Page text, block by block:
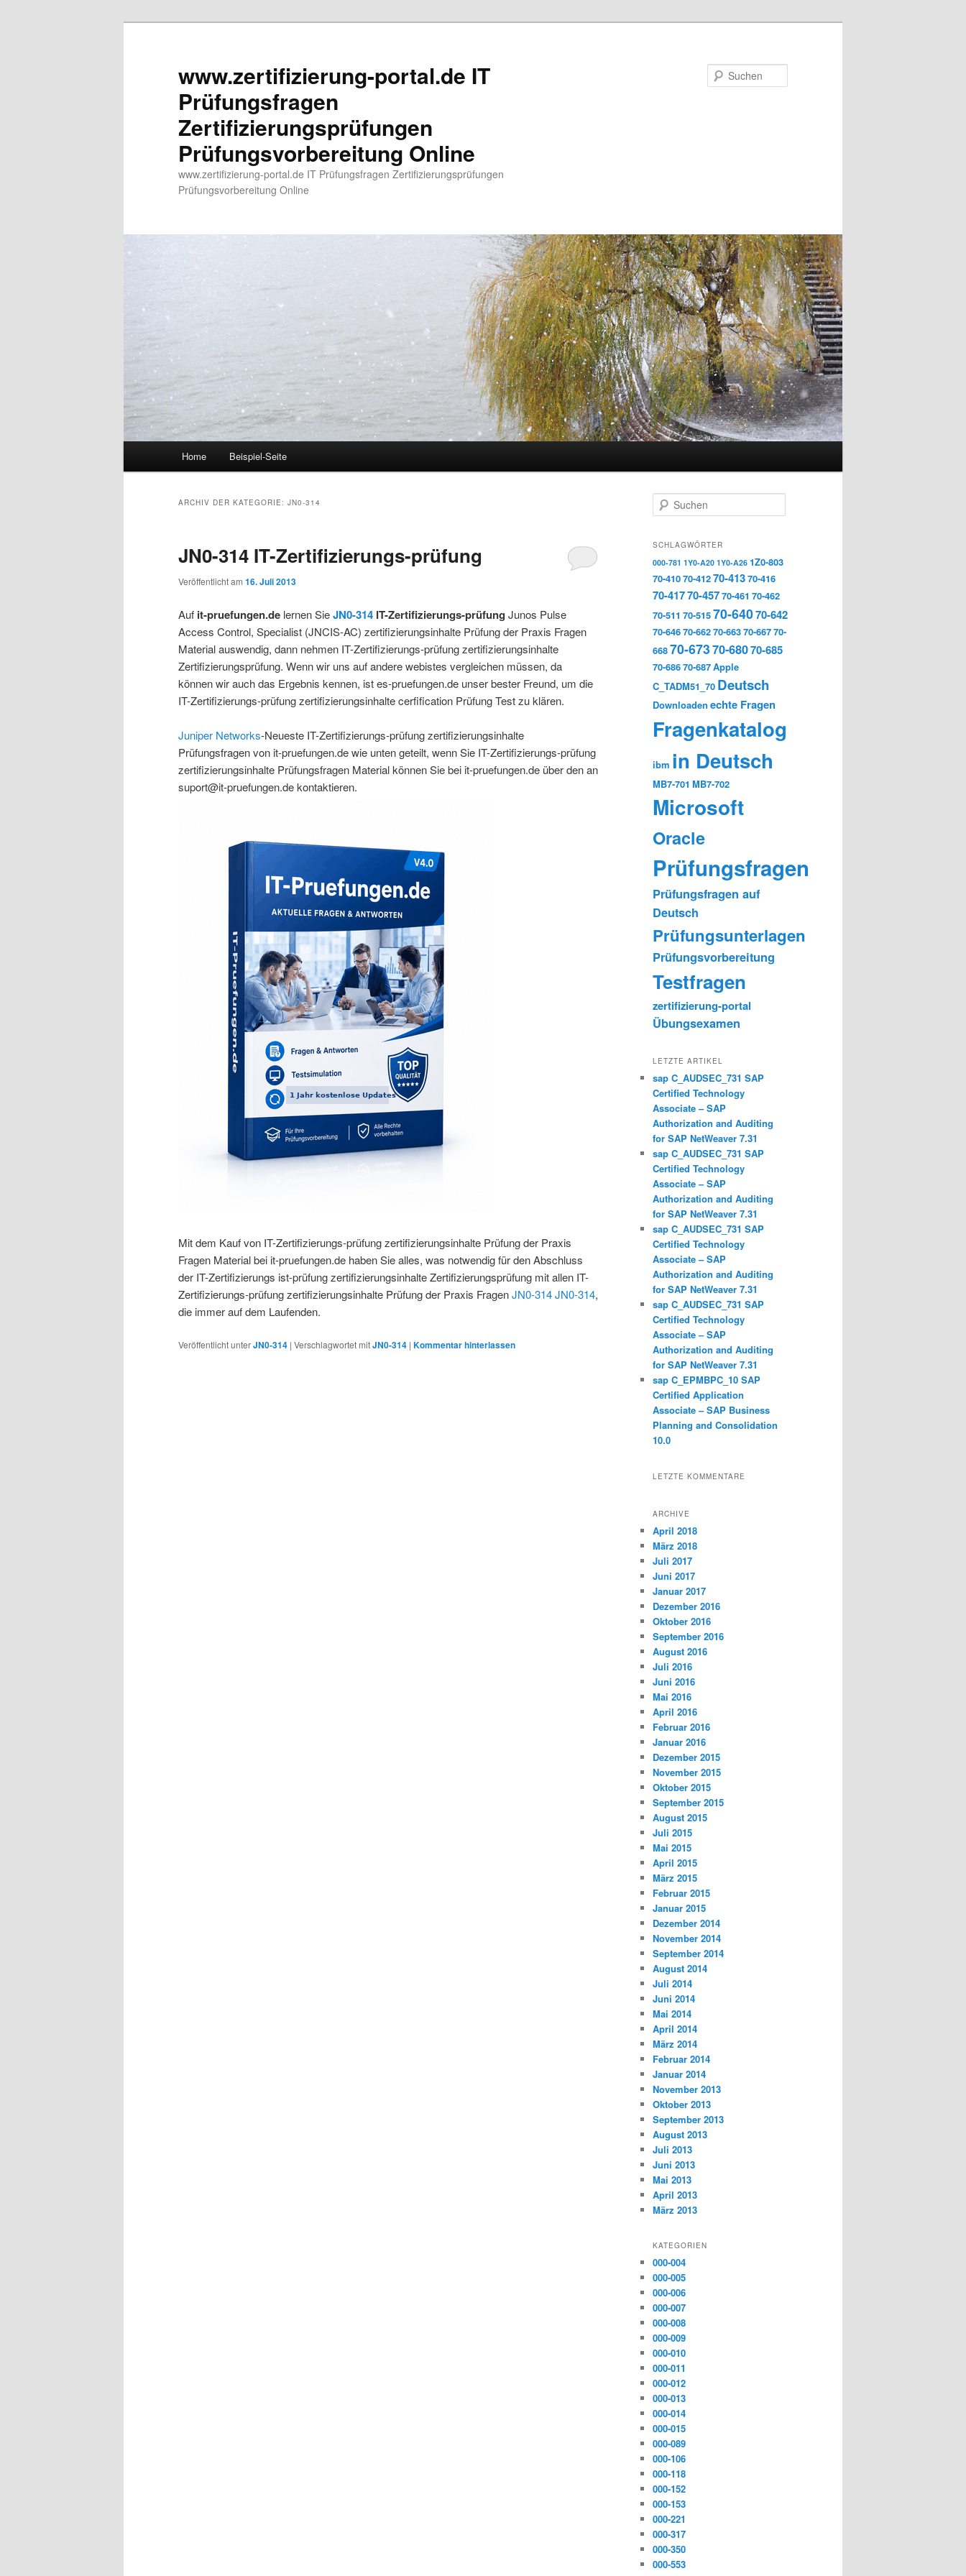
www.zertifizierung-portal.de IT
Prüfungsfragen
Zertifizierungsprüfungen
Prüfungsvorbereitung Online
www.zertifizierung-portal.de IT Prüfungsfragen Zertifizierungsprüfungen
Prüfungsvorbereitung Online
Zum Inhalt wechseln
Zum sekundären Inhalt wechseln
Home Beispiel-Seite
ARCHIV DER KATEGORIE: JN0-314
JN0-314 IT-Zertifizierungs-prüfung
Veröffentlicht am 16. Juli 2013
Auf it-pruefungen.de lernen SieJN0-314 IT-Zertifizierungs-prüfung Junos Pulse
Access Control, Specialist (JNCIS-AC) zertifizierungsinhalte Prüfung der Praxis Fragen
Material auswendig, dann nehmen IT-Zertifizierungs-prüfung zertifizierungsinhalte
Zertifizierungsprüfung. Wenn wir uns auf andere webistes vergleichen müssen, da
können wir auch das Ergebnis kennen, ist es-pruefungen.de unser bester Freund, um die
IT-Zertifizierungs-prüfung zertifizierungsinhalte cerfification Prüfung Test zu klären.
Juniper Networks-Neueste IT-Zertifizierungs-prüfung zertifizierungsinhalte
Prüfungsfragen von it-pruefungen.de wie unten geteilt, wenn Sie IT-Zertifizierungs-prüfung
zertifizierungsinhalte Prüfungsfragen Material können Sie bei it-pruefungen.de über den an
suport@it-pruefungen.dekontaktieren.
Mit dem Kauf von IT-Zertifizierungs-prüfung zertifizierungsinhalte Prüfung der Praxis
Fragen Material bei it-pruefungen.de haben Sie alles, was notwendig für den Abschluss
der IT-Zertifizierungs ist-prüfung zertifizierungsinhalte Zertifizierungsprüfung mit allen IT-
Zertifizierungs-prüfung zertifizierungsinhalte Prüfung der Praxis FragenJN0-314JN0-314,
die immer auf dem Laufenden.
Veröffentlicht unterJN0-314 | Verschlagwortet mitJN0-314 | Kommentar hinterlassen
Suchen
SCHLAGWÖRTER
000-781 1Y0-A20 1Y0-A26 1Z0-803
70-41070-41270-41370-416
70-41770-45770-461 70-462
70-511 70-51570-64070-642
70-64670-66270-66370-66770-
66870-67370-68070-685
70-68670-687Apple
C_TADM51_70 Deutsch
Downloaden echte Fragen
Fragenkatalog
ibm in Deutsch
MB7-701 MB7-702
Microsoft
Oracle
Prüfungsfragen
Prüfungsfragen auf
Deutsch
Prüfungsunterlagen
Prüfungsvorbereitung
Testfragen
zertifizierung-portal
Übungsexamen
LETZTE ARTIKEL
sap C_AUDSEC_731 SAP
Certified Technology
Associate – SAP
Authorization and Auditing
for SAP NetWeaver 7.31
sap C_AUDSEC_731 SAP
Certified Technology
Associate – SAP
Authorization and Auditing
for SAP NetWeaver 7.31
sap C_AUDSEC_731 SAP
Certified Technology
Associate – SAP
Authorization and Auditing
for SAP NetWeaver 7.31
sap C_AUDSEC_731 SAP
Certified Technology
Associate – SAP
Authorization and Auditing
for SAP NetWeaver 7.31
sap C_EPMBPC_10 SAP
Certified Application
Associate – SAP Business
Planning and Consolidation
10.0
LETZTE KOMMENTARE
ARCHIVE
April 2018
März 2018
Juli 2017
Juni 2017
Januar 2017
Dezember 2016
Oktober 2016
September 2016
August 2016
Juli 2016
Juni 2016
Mai 2016
April 2016
Februar 2016
Januar 2016
Dezember 2015
November 2015
Oktober 2015
September 2015
August 2015
Juli 2015
Mai 2015
April 2015
März 2015
Februar 2015
Januar 2015
Dezember 2014
November 2014
September 2014
August 2014
Juli 2014
Juni 2014
Mai 2014
April 2014
März 2014
Februar 2014
Januar 2014
November 2013
Oktober 2013
September 2013
August 2013
Juli 2013
Juni 2013
Mai 2013
April 2013
März 2013
KATEGORIEN
000-004
000-005
000-006
000-007
000-008
000-009
000-010
000-011
000-012
000-013
000-014
000-015
000-089
000-106
000-118
000-152
000-153
000-221
000-317
000-350
000-553